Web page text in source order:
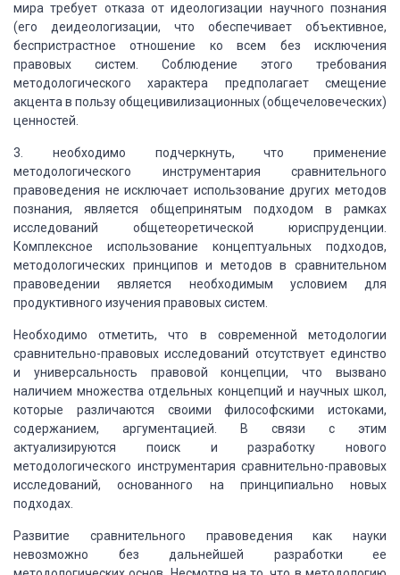
мира требует отказа от идеологизации научного познания
(его деидеологизации, что обеспечивает объективное,
беспристрастное отношение ко всем без исключения
правовых систем. Соблюдение этого требования
методологического характера предполагает смещение
акцента в пользу общецивилизационных (общечеловеческих)
ценностей.
3. необходимо подчеркнуть, что применение
методологического инструментария сравнительного
правоведения не исключает использование других методов
познания, является общепринятым подходом в рамках
исследований общетеоретической юриспруденции.
Комплексное использование концептуальных подходов,
методологических принципов и методов в сравнительном
правоведении является необходимым условием для
продуктивного изучения правовых систем.
Необходимо отметить, что в современной методологии
сравнительно-правовых исследований отсутствует единство
и универсальность правовой концепции, что вызвано
наличием множества отдельных концепций и научных школ,
которые различаются своими философскими истоками,
содержанием, аргументацией. В связи с этим
актуализируются поиск и разработку нового
методологического инструментария сравнительно-правовых
исследований, основанного на принципиально новых
подходах.
Развитие сравнительного правоведения как науки
невозможно без дальнейшей разработки ее